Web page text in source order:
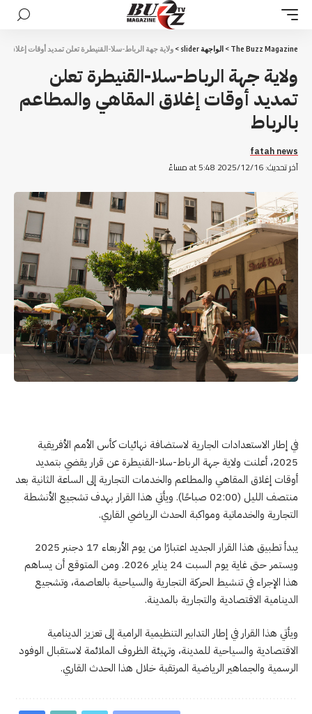
The Buzz Magazine
> الواجهة slider > ولاية جهة الرباط-سلا-القنيطرة تعلن تمديد أوقات إغلاق
ولاية جهة الرباط-سلا-القنيطرة تعلن
تمديد أوقات إغلاق المقاهي والمطاعم
بالرباط
آخر تحديث: 2025/12/16 at 5:48 مساءً
fatah news
في إطار الاستعدادات الجارية لاستضافة نهائيات كأس الأمم الأفريقية
2025، أعلنت ولاية جهة الرباط-سلا-القنيطرة عن قرار يقضي بتمديد
أوقات إغلاق المقاهي والمطاعم والخدمات التجارية إلى الساعة الثانية بعد
منتصف الليل (02:00 صباحًا). ويأتي هذا القرار بهدف تشجيع الأنشطة
التجارية والخدماتية ومواكبة الحدث الرياضي القاري.
يبدأ تطبيق هذا القرار الجديد اعتبارًا من يوم الأربعاء 17 دجنبر 2025
ويستمر حتى غاية يوم السبت 24 يناير 2026. ومن المتوقع أن يساهم
هذا الإجراء في تنشيط الحركة التجارية والسياحية بالعاصمة، وتشجيع
الدينامية الاقتصادية والتجارية بالمدينة.
ويأتي هذا القرار في إطار التدابير التنظيمية الرامية إلى تعزيز الدينامية
الاقتصادية والسياحية للمدينة، وتهيئة الظروف الملائمة لاستقبال الوفود
الرسمية والجماهير الرياضية المرتقبة خلال هذا الحدث القاري.